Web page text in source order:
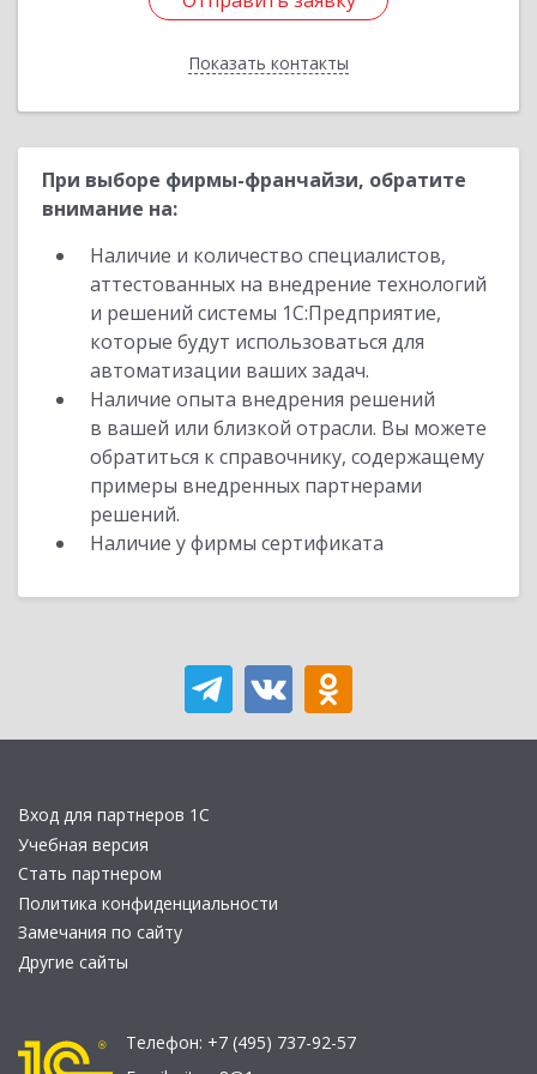
Показать контакты
Назад
При выборе фирмы-франчайзи, обратите
внимание на:
Наличие и количество специалистов,
аттестованных на внедрение технологий
и решений системы 1С:Предприятие,
которые будут использоваться для
автоматизации ваших задач.
Наличие опыта внедрения решений
в вашей или близкой отрасли. Вы можете
обратиться к справочнику, содержащему
примеры внедренных партнерами
решений.
Наличие у фирмы сертификата
Вход для партнеров 1С
Учебная версия
Стать партнером
Политика конфиденциальности
Замечания по сайту
Другие сайты
Телефон: +7 (495) 737-92-57